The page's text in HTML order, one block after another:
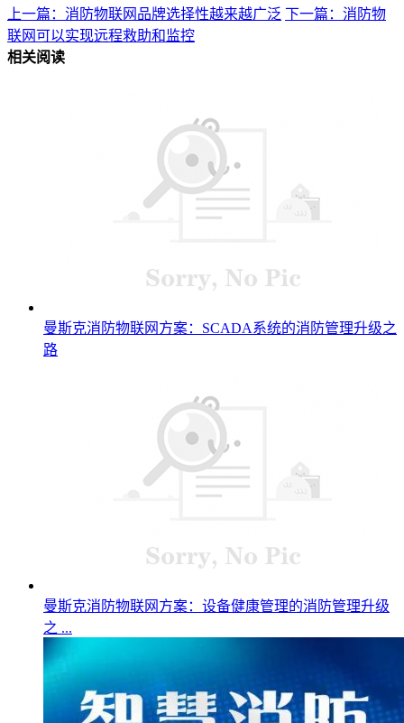
上一篇：消防物联网品牌选择性越来越广泛 下一篇：消防物
联网可以实现远程救助和监控
相关阅读
曼斯克消防物联网方案：SCADA系统的消防管理升级之
路
曼斯克消防物联网方案：设备健康管理的消防管理升级
之 ...